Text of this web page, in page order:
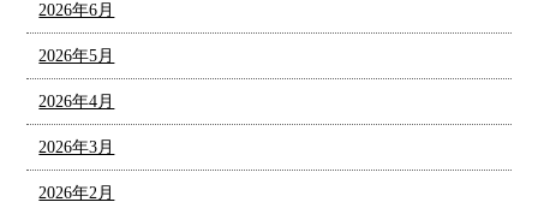
2026年6月
2026年5月
2026年4月
2026年3月
2026年2月